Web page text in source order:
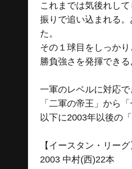
これまでは気後れし
振りで追い込まれる
た。
その１球目をしっか
勝負強さを発揮できる
一軍のレベルに対応
「二軍の帝王」から
以下に2003年以後の
【イースタン・リーグ
2003 中村(西)22本